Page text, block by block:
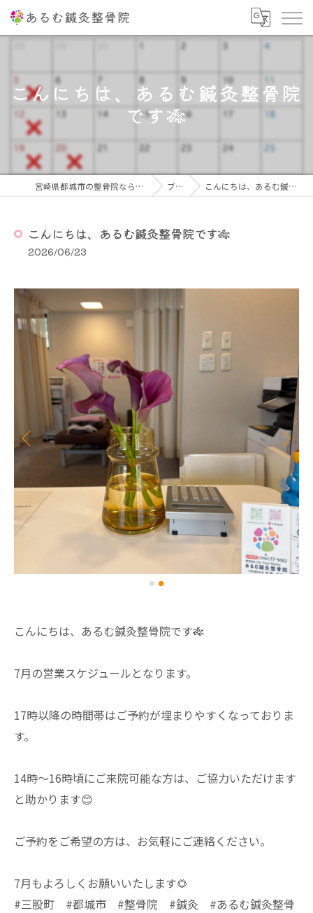
こんにちは、あるむ鍼灸整骨院
です🎋
宮崎県都城市の整骨院ならあるむ鍼灸整骨院 ブログ こんにちは、あるむ鍼灸整骨院です🎋
こんにちは、あるむ鍼灸整骨院です🎋
2026/06/23
こんにちは、あるむ鍼灸整骨院です🎋
7月の営業スケジュールとなります。
17時以降の時間帯はご予約が埋まりやすくなっておりま
す。
14時〜16時頃にご来院可能な方は、ご協力いただけます
と助かります😊
ご予約をご希望の方は、お気軽にご連絡ください。
7月もよろしくお願いいたします🌻
#三股町 #都城市 #整骨院 #鍼灸 #あるむ鍼灸整骨